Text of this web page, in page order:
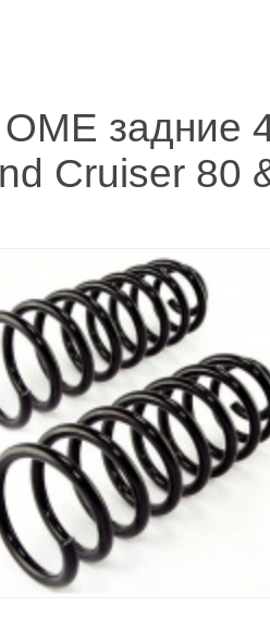
задние
Cruiser 80